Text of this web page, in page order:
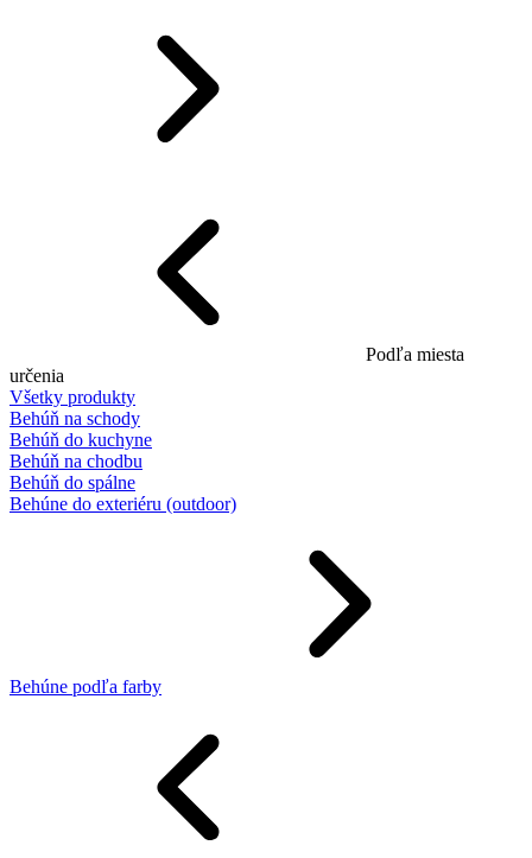
Podľa miesta
určenia
Všetky produkty
Behúň na schody
Behúň do kuchyne
Behúň na chodbu
Behúň do spálne
Behúne do exteriéru (outdoor)
Behúne podľa farby